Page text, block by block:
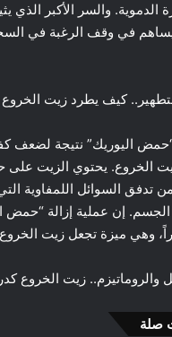
يساهم في وقف الرغبة في
كيف يطرد زيت
“حمض اليوريك” نتيجة لضعف
الخروع. يحتوي الزيت
من تدفق السوائل اللمفاوية
الجسم. إن عملية إزالة “حمض
وهي ميزة تجعل زيت
والروماتيزم.. زيت الخروع
صلة